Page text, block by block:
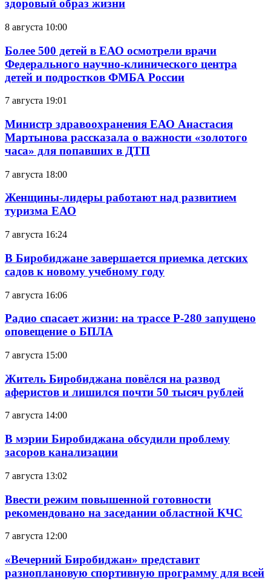
здоровый образ жизни
8 августа 10:00
Более 500 детей в ЕАО осмотрели врачи
Федерального научно-клинического центра
детей и подростков ФМБА России
7 августа 19:01
Министр здравоохранения ЕАО Анастасия
Мартынова рассказала о важности «золотого
часа» для попавших в ДТП
7 августа 18:00
Женщины-лидеры работают над развитием
туризма ЕАО
7 августа 16:24
В Биробиджане завершается приемка детских
садов к новому учебному году
7 августа 16:06
Радио спасает жизни: на трассе Р-280 запущено
оповещение о БПЛА
7 августа 15:00
Житель Биробиджана повёлся на развод
аферистов и лишился почти 50 тысяч рублей
7 августа 14:00
В мэрии Биробиджана обсудили проблему
засоров канализации
7 августа 13:02
Ввести режим повышенной готовности
рекомендовано на заседании областной КЧС
7 августа 12:00
«Вечерний Биробиджан» представит
разноплановую спортивную программу для всей